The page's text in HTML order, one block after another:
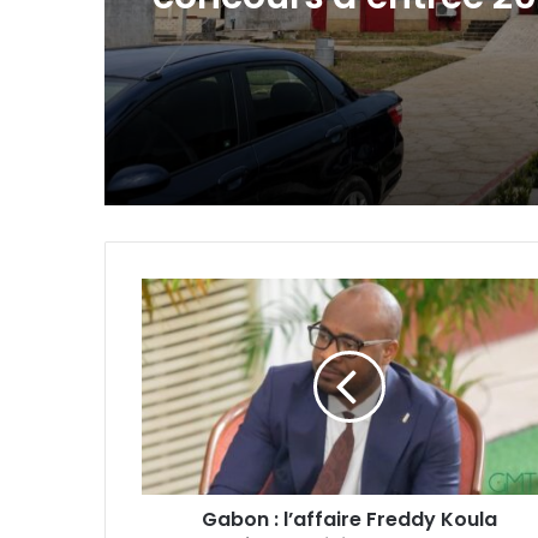
Gabon
:
l’affaire
Freddy
Koula
renvoyée
au
14
juillet
Gabon : l’affaire Freddy Koula